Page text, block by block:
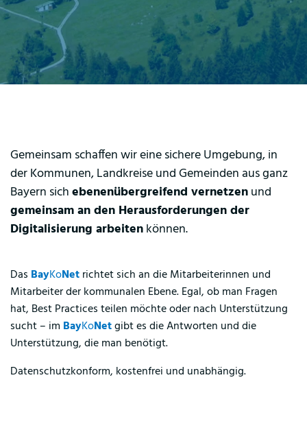
Gemeinsam schaffen wir eine sichere Umgebung, in
der Kommunen, Landkreise und Gemeinden aus ganz
Bayern sichebenenübergreifend vernetzenund
gemeinsam an den Herausforderungen der
Digitalisierung arbeitenkönnen.
Das BayKoNetrichtet sich an die Mitarbeiterinnen und
Mitarbeiter der kommunalen Ebene. Egal, ob man Fragen
hat, Best Practices teilen möchte oder nach Unterstützung
sucht – im BayKoNetgibt es die Antworten und die
Unterstützung, die man benötigt.
Datenschutzkonform, kostenfrei und unabhängig.